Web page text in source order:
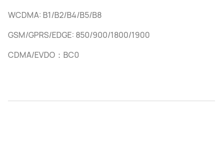
WCDMA: B1/B2/B4/B5/B8
GSM/GPRS/EDGE: 850/900/1800/1900
CDMA/EVDO：BC0